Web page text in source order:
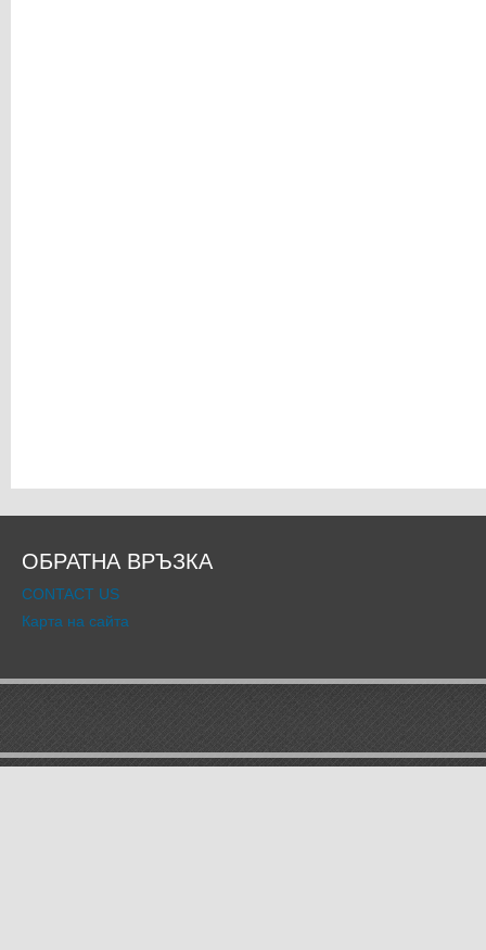
ОБРАТНА ВРЪЗКА
CONTACT US
Карта на сайта